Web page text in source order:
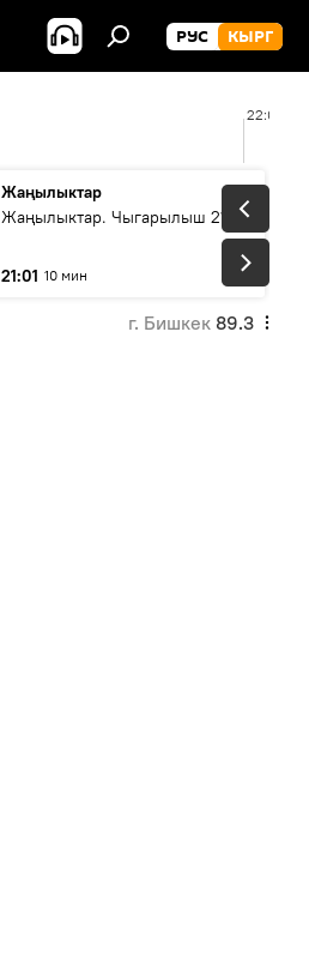
РУС КЫРГ
22:00
Жаңылыктар
Жаңылыктар. Чыгарылыш 21:00
21:01 10 мин
г. Бишкек 89.3